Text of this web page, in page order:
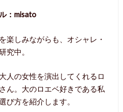
：misato
楽しみながらも、オシャレ・
究中。
人の女性を演出してくれるロ
ん。大のロエベ好きである私
び方を紹介します。